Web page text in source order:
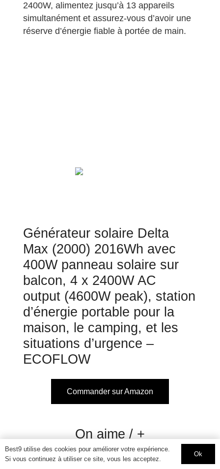
2400W, alimentez jusqu’à 13 appareils
simultanément et assurez-vous d’avoir une
réserve d’énergie fiable à portée de main.
Générateur solaire Delta
Max (2000) 2016Wh avec
400W panneau solaire sur
balcon, 4 x 2400W AC
output (4600W peak), station
d’énergie portable pour la
maison, le camping, et les
situations d’urgence –
ECOFLOW
Commander sur Amazon
On aime / +
Capacité de 2016 Wh pour alimenter
Best9 utilise des cookies pour améliorer votre expérience.
Si vous continuez à utiliser ce site, vous les acceptez.
Ok